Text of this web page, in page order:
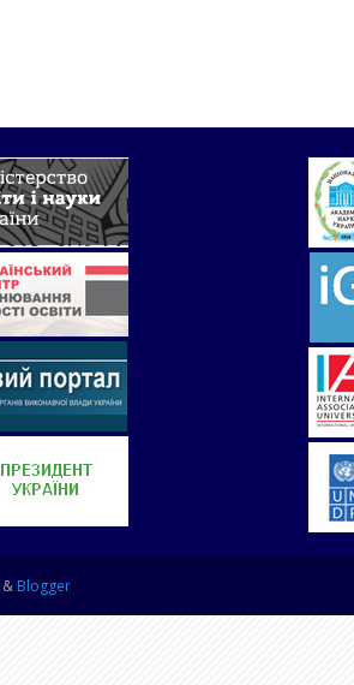
& Blogger